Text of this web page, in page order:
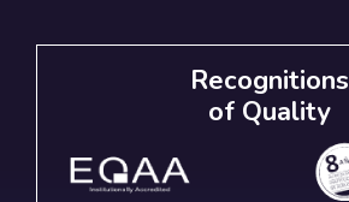
Recognitions
of Quality